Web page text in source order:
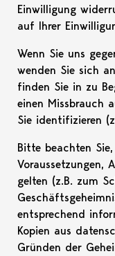
Einwilligung
auf Ihrer
Wenn Sie uns
wenden Sie sich
finden Sie in zu
einen Missbrauch
Sie identifizieren
Bitte beachten
Voraussetzungen,
gelten (z.B. zum
entsprechend
Kopien aus
Gründen der